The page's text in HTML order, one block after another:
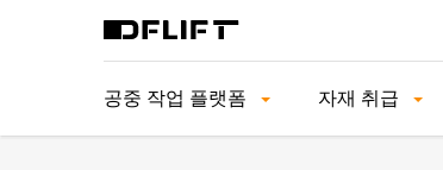
공중 작업 플랫폼 자재 취급